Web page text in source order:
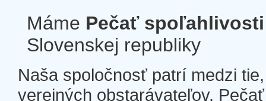
Máme Pečať spoľahlivosti
Slovenskej republiky
Naša spoločnosť patrí medzi
verejných obstarávateľov.